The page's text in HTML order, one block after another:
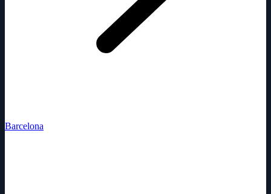
Barcelona